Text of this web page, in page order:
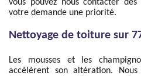
vous pouvez nous contacter
votre demande une priorité.
Nettoyage de toiture sur
Les mousses et les
accélèrent son altération.